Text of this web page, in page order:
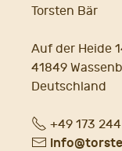
Torsten Bär
Auf der Heide
41849
Deutschland
Fon+49 173
E-